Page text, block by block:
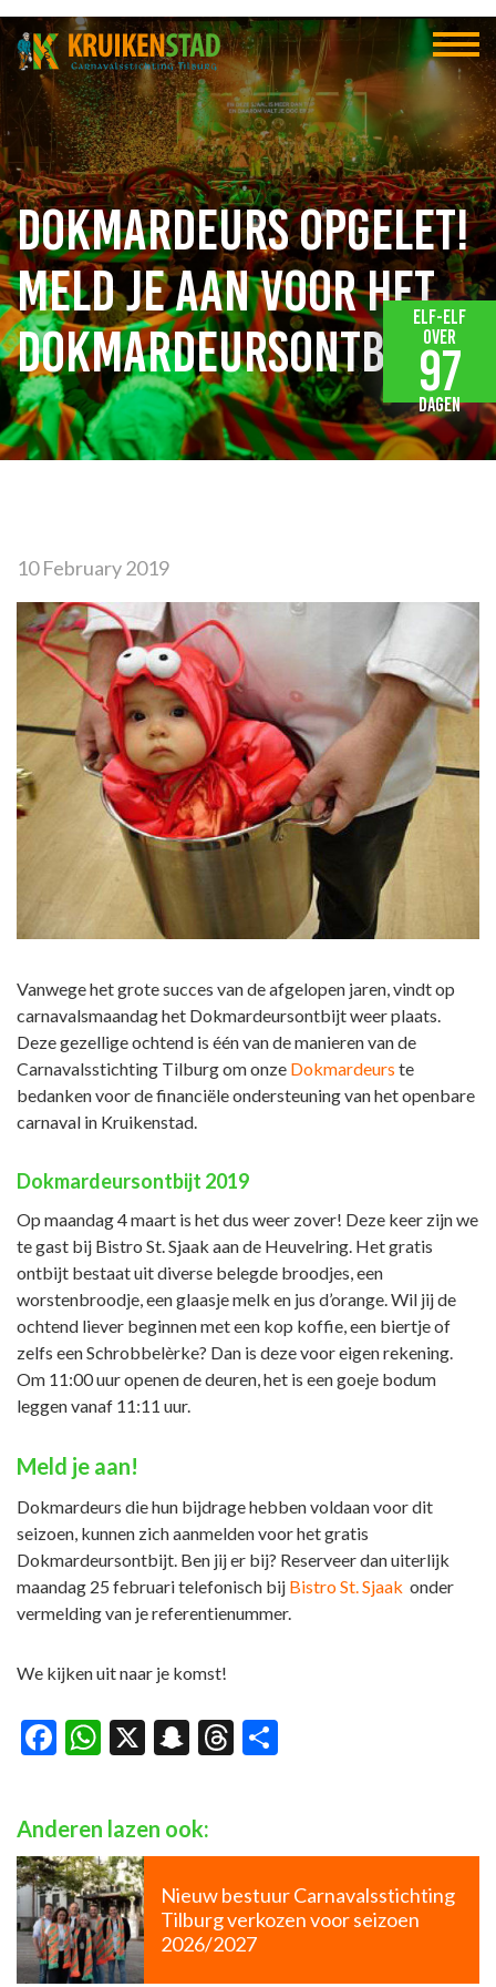
Dokmardeurs opgelet!
Meld je aan voor het
Dokmardeursontbijt
10 February 2019
Vanwege het grote succes van de afgelopen jaren, vindt op
carnavalsmaandag het Dokmardeursontbijt weer plaats.
Deze gezellige ochtend is één van de manieren van de
Carnavalsstichting Tilburg om onze Dokmardeurs te
bedanken voor de financiële ondersteuning van het openbare
carnaval in Kruikenstad.
Dokmardeursontbijt 2019
Op maandag 4 maart is het dus weer zover! Deze keer zijn we
te gast bij Bistro St. Sjaak aan de Heuvelring. Het gratis
ontbijt bestaat uit diverse belegde broodjes, een
worstenbroodje, een glaasje melk en jus d’orange. Wil jij de
ochtend liever beginnen met een kop koffie, een biertje of
zelfs een Schrobbelèrke? Dan is deze voor eigen rekening.
Om 11:00 uur openen de deuren, het is een goeje bodum
leggen vanaf 11:11 uur.
Meld je aan!
Dokmardeurs die hun bijdrage hebben voldaan voor dit
seizoen, kunnen zich aanmelden voor het gratis
Dokmardeursontbijt. Ben jij er bij? Reserveer dan uiterlijk
maandag 25 februari telefonisch bij Bistro St. Sjaak onder
vermelding van je referentienummer.
We kijken uit naar je komst!
Facebook
WhatsApp
X Snapchat
Threads
Anderen lazen ook:
Nieuw bestuur Carnavalsstichting
Tilburg verkozen voor seizoen
2026/2027
Elf-elf
over
97
dagen